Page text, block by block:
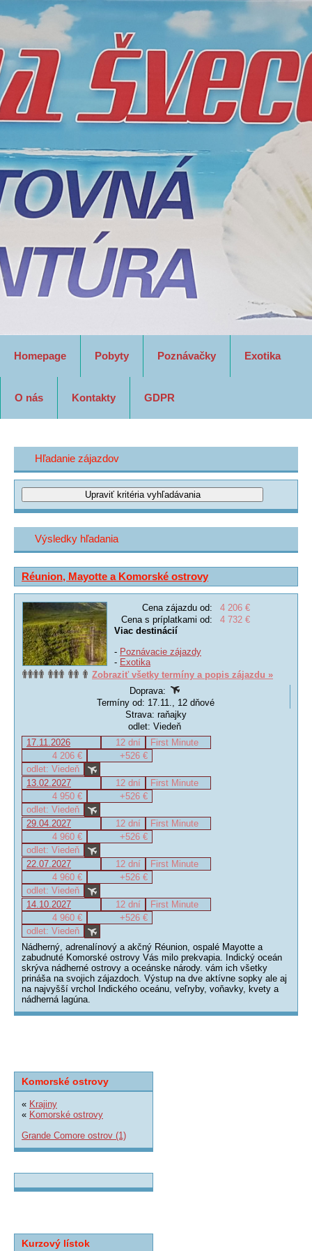
Homepage Pobyty Poznávačky Exotika
O nás Kontakty GDPR
Hľadanie zájazdov
Výsledky hľadania
Réunion, Mayotte a Komorské ostrovy
Cena zájazdu od:
4 206 €
Cena s príplatkami od:
4 732 €
Viac destinácií
- Poznávacie zájazdy
- Exotika
Zobraziť všetky termíny a popis zájazdu »
Doprava:
Termíny od: 17.11., 12 dňové
Strava: raňajky
odlet: Viedeň
17.11.2026
12 dní
First Minute
4 206 €
+526 €
odlet: Viedeň
13.02.2027
12 dní
First Minute
4 950 €
+526 €
odlet: Viedeň
29.04.2027
12 dní
First Minute
4 960 €
+526 €
odlet: Viedeň
22.07.2027
12 dní
First Minute
4 960 €
+526 €
odlet: Viedeň
14.10.2027
12 dní
First Minute
4 960 €
+526 €
odlet: Viedeň
Nádherný, adrenalínový a akčný Réunion, ospalé Mayotte a
zabudnuté Komorské ostrovy Vás milo prekvapia. Indický oceán
skrýva nádherné ostrovy a oceánske národy. vám ich všetky
prináša na svojich zájazdoch. Výstup na dve aktívne sopky ale aj
na najvyšší vrchol Indického oceánu, veľryby, voňavky, kvety a
nádherná lagúna.
Komorské ostrovy
« Krajiny
« Komorské ostrovy
Grande Comore ostrov (1)
Kurzový lístok